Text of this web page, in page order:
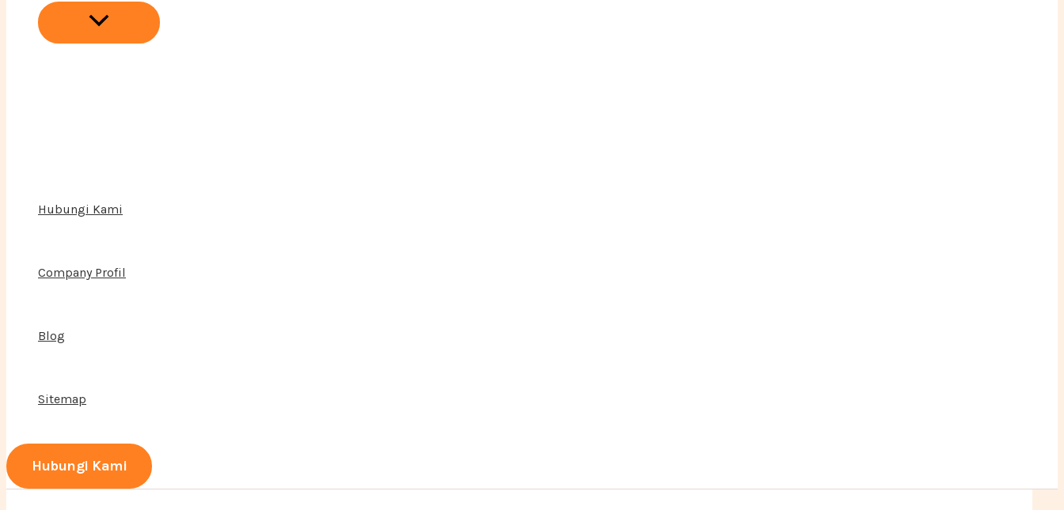
Hubungi Kami
Company Profil
Blog
Sitemap
Hubungi Kami